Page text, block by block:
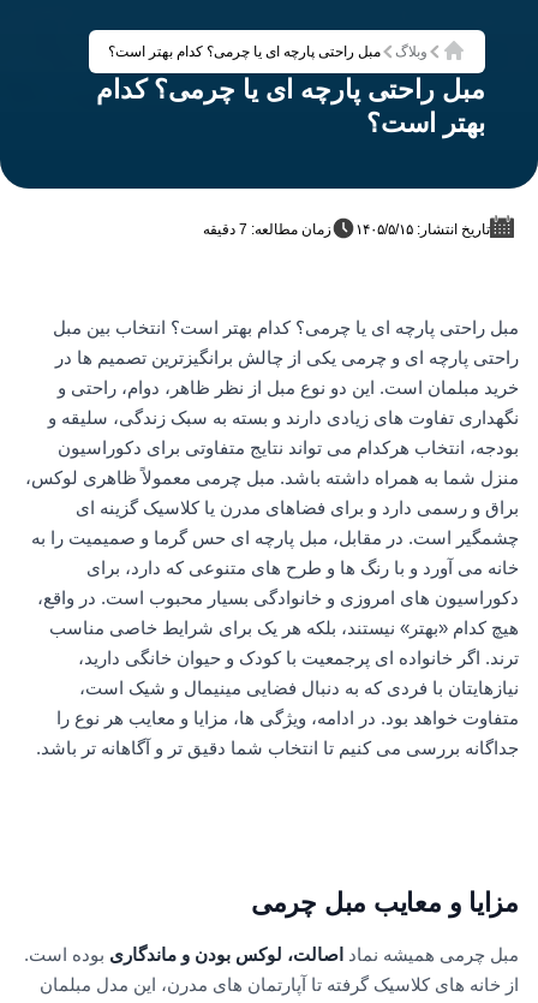
خانه
وبلاگ مبل راحتی پارچه ای یا چرمی؟ کدام بهتر است؟
مبل راحتی پارچه ای یا چرمی؟ کدام
بهتر است؟
تاریخ انتشار: ۱۴۰۵/۵/۱۵ زمان مطالعه: 7 دقیقه
مبل راحتی پارچه ای یا چرمی؟ کدام بهتر است؟ انتخاب بین مبل
راحتی پارچه ای و چرمی یکی از چالش برانگیزترین تصمیم ها در
خرید مبلمان است. این دو نوع مبل از نظر ظاهر، دوام، راحتی و
نگهداری تفاوت های زیادی دارند و بسته به سبک زندگی، سلیقه و
بودجه، انتخاب هرکدام می تواند نتایج متفاوتی برای دکوراسیون
منزل شما به همراه داشته باشد. مبل چرمی معمولاً ظاهری لوکس،
براق و رسمی دارد و برای فضاهای مدرن یا کلاسیک گزینه ای
چشمگیر است. در مقابل، مبل پارچه ای حس گرما و صمیمیت را به
خانه می آورد و با رنگ ها و طرح های متنوعی که دارد، برای
دکوراسیون های امروزی و خانوادگی بسیار محبوب است. در واقع،
هیچ کدام «بهتر» نیستند، بلکه هر یک برای شرایط خاصی مناسب
ترند. اگر خانواده ای پرجمعیت با کودک و حیوان خانگی دارید،
نیازهایتان با فردی که به دنبال فضایی مینیمال و شیک است،
متفاوت خواهد بود. در ادامه، ویژگی ها، مزایا و معایب هر نوع را
جداگانه بررسی می کنیم تا انتخاب شما دقیق تر و آگاهانه تر باشد.
مزایا و معایب مبل چرمی
مبل چرمی همیشه نماد اصالت، لوکس بودن و ماندگاری بوده است.
از خانه های کلاسیک گرفته تا آپارتمان های مدرن، این مدل مبلمان